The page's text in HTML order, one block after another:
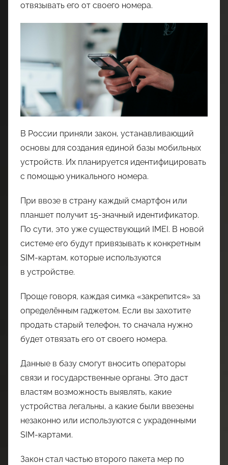
отвязывать его от своего номера.
В России приняли закон, устанавливающий
основы для создания единой базы мобильных
устройств. Их планируется идентифицировать
с помощью уникального номера.
При ввозе в страну каждый смартфон или
планшет получит 15-значный идентификатор.
По сути, это уже существующий IMEI. В новой
системе его будут привязывать к конкретным
SIM-картам, которые используются
в устройстве.
Проще говоря, каждая симка «закрепится» за
определённым гаджетом. Если вы захотите
продать старый телефон, то сначала нужно
будет отвязать его от своего номера.
Данные в базу смогут вносить операторы
связи и государственные органы. Это даст
властям возможность выявлять, какие
устройства легальны, а какие были ввезены
незаконно или используются с украденными
SIM-картами.
Закон стал частью второго пакета мер по